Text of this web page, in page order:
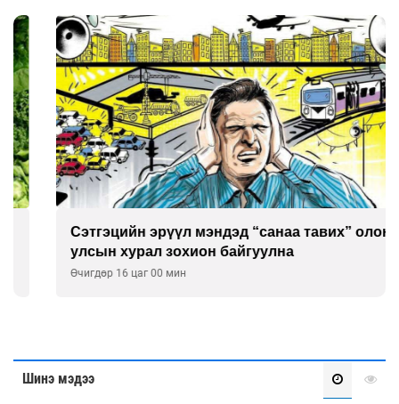
Сэтгэцийн эрүүл мэндэд “санаа тавих” олон
улсын хурал зохион байгуулна
Өчигдөр 16 цаг 00 мин
Шинэ мэдээ